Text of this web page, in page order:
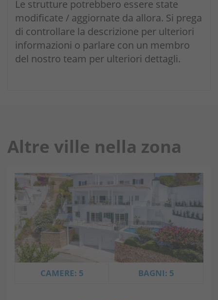
Le strutture potrebbero essere state
modificate / aggiornate da allora. Si prega
di controllare la descrizione per ulteriori
informazioni o parlare con un membro
del nostro team per ulteriori dettagli.
Altre ville nella zona
CAMERE: 5 BAGNI: 5